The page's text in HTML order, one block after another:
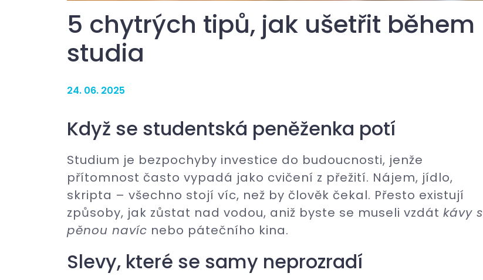
5 chytrých tipů, jak ušetřit během
studia
24. 06. 2025
Když se studentská peněženka potí
Studium je bezpochyby investice do budoucnosti, jenže
přítomnost často vypadá jako cvičení z přežití. Nájem, jídlo,
skripta – všechno stojí víc, než by člověk čekal. Přesto existují
způsoby, jak zůstat nad vodou, aniž byste se museli vzdát kávy s
pěnou navíc nebo pátečního kina.
Slevy, které se samy neprozradí